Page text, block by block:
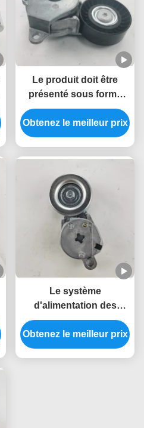
Le produit doit être
présenté sous forme
d'une pièce d'emballage
ou d'une pièce de
rechange.
Obtenez le meilleur prix
Le système
d'alimentation des
véhicules à moteur à
moteur à moteur à
moteur
Obtenez le meilleur prix